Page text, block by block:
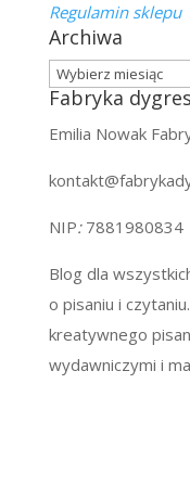
Regulamin sklepu
Archiwa
Archiwa
Fabryka
Emilia Nowak
NIP: 7881980834
Blog dla
o pisaniu i
kreatywnego
wydawniczymi i